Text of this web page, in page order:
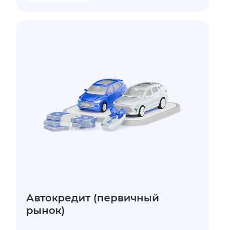
Автокредит (первичный
рынок)